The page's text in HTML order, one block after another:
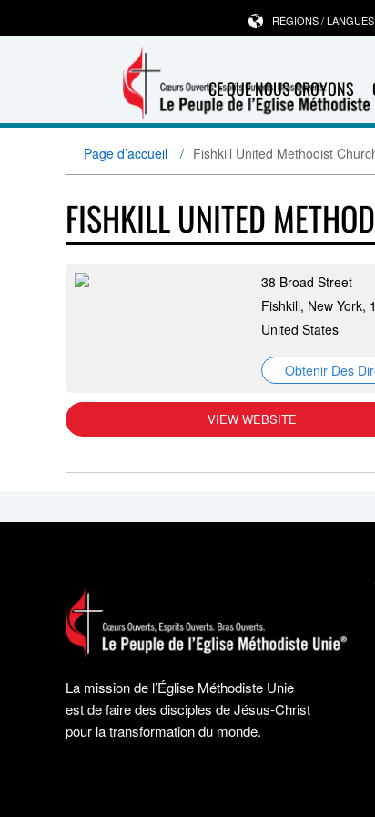
CE QUE NOUS CROYONS
RÉGIONS / LANGUES
Page d’accueil Fishkill United Methodist
FISHKILL UNITED
38 Broad Street
Fishkill, New York,
United States
Obtenir Des
VIEW WEBSITE
La mission de l’Église Méthodiste Unie
est de faire des disciples de Jésus-Christ
pour la transformation du monde.